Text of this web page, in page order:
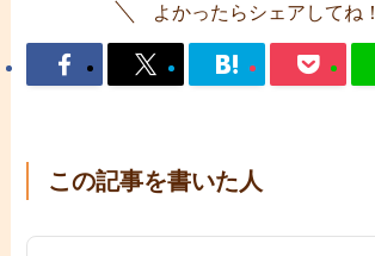
よかったらシェアしてね！
この記事を書いた人